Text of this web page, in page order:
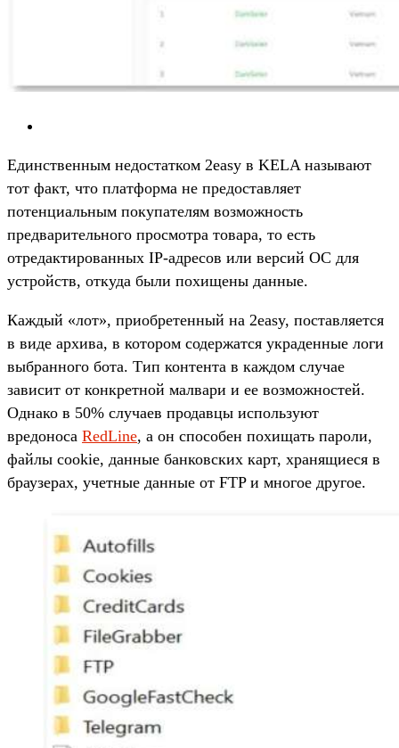
Единственным недостатком 2easy в KELA называют
тот факт, что платформа не предоставляет
потенциальным покупателям возможность
предварительного просмотра товара, то есть
отредактированных IP-адресов или версий ОС для
устройств, откуда были похищены данные.
Каждый «лот», приобретенный на 2easy, поставляется
в виде архива, в котором содержатся украденные логи
выбранного бота. Тип контента в каждом случае
зависит от конкретной малвари и ее возможностей.
Однако в 50% случаев продавцы используют
вредоноса RedLine, а он способен похищать пароли,
файлы cookie, данные банковских карт, хранящиеся в
браузерах, учетные данные от FTP и многое другое.